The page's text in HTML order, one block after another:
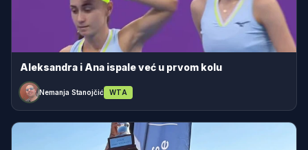
Aleksandra i Ana ispale već u prvom kolu
Nemanja Stanojčić WTA